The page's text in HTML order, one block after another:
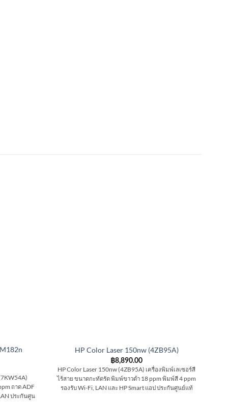
ถาด ADF
ประกันศูน
HP Color Laser 150nw (4ZB95A)
฿8,890.00
HP Color Laser 150nw (4ZB95A) เครื่องพิมพ์เลเซอร์สี
ไร้สาย ขนาดกะทัดรัด พิมพ์ขาวดำ 18 ppm พิมพ์สี 4 ppm
รองรับ Wi-Fi, LAN และ HP Smart แอป ประกันศูนย์แท้